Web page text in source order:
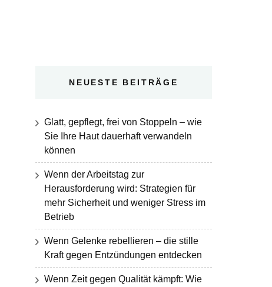
NEUESTE BEITRÄGE
Glatt, gepflegt, frei von Stoppeln – wie
Sie Ihre Haut dauerhaft verwandeln
können
Wenn der Arbeitstag zur
Herausforderung wird: Strategien für
mehr Sicherheit und weniger Stress im
Betrieb
Wenn Gelenke rebellieren – die stille
Kraft gegen Entzündungen entdecken
Wenn Zeit gegen Qualität kämpft: Wie